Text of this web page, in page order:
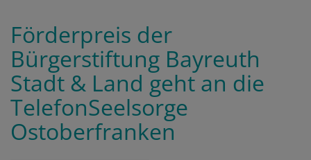
Förderpreis der
Bürgerstiftung Bayreuth
Stadt & Land geht an die
TelefonSeelsorge
Ostoberfranken